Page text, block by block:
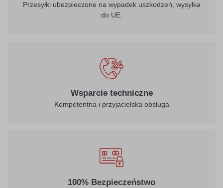
Przesyłki ubezpieczone na wypadek uszkodzeń, wysyłka
do UE.
Wsparcie techniczne
Kompetentna i przyjacielska obsługa
100% Bezpieczeństwo